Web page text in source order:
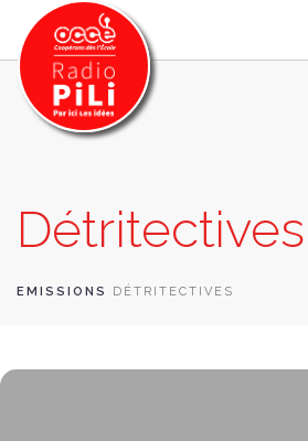
GRILLE DES PROGRAMMES
EMISSIONS / PODCASTS
SUR LE TERRITOIRE
Détritectives
EMISSIONS DÉTRITECTIVES